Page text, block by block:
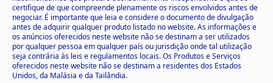
certifique de que compreende plenamente os riscos envolvidos antes de
negociar. É importante que leia e considere o documento de divulgação
antes de adquirir qualquer produto listado no website. As informações e
os anúncios oferecidos neste website não se destinam a ser utilizados
por qualquer pessoa em qualquer país ou jurisdição onde tal utilização
seja contrária às leis e regulamentos locais. Os Produtos e Serviços
oferecidos neste website não se destinam a residentes dos Estados
Unidos, da Malásia e da Tailândia.